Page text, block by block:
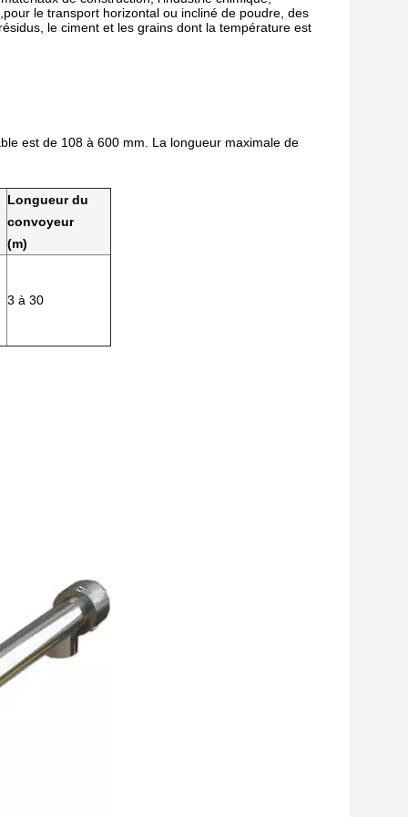
le transport horizontal ou incliné de poudre, des
le ciment et les grains dont la température est
est de 108 à 600 mm. La longueur maximale de
Longueur du
convoyeur
(m)
3 à 30